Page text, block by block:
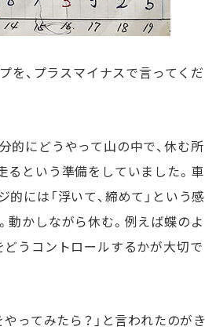
を、プラスマイナスで言ってくだ
的にどうやって山の中で、休む所
るという準備をしていました。車
には「浮いて、締めて」という感
動かしながら休む。例えば蝶のよ
どうコントロールするかが大切で
ってみたら？」と言われたのがき